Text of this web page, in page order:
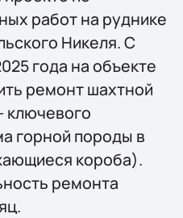
работ на руднике
Никеля. С
года на объекте
ремонт шахтной
горной породы в
короба).
ремонта